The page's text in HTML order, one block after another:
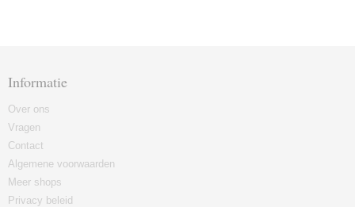
Informatie
Over ons
Vragen
Contact
Algemene voorwaarden
Meer shops
Privacy beleid